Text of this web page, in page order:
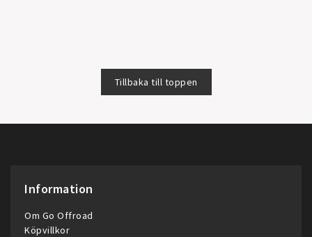
Tillbaka till toppen
Information
Om Go Offroad
Köpvillkor